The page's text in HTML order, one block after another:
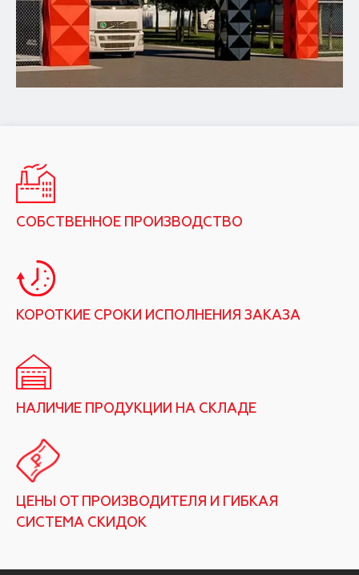
СОБСТВЕННОЕ ПРОИЗВОДСТВО
КОРОТКИЕ СРОКИ ИСПОЛНЕНИЯ ЗАКАЗА
НАЛИЧИЕ ПРОДУКЦИИ НА СКЛАДЕ
ЦЕНЫ ОТ ПРОИЗВОДИТЕЛЯ И ГИБКАЯ
СИСТЕМА СКИДОК